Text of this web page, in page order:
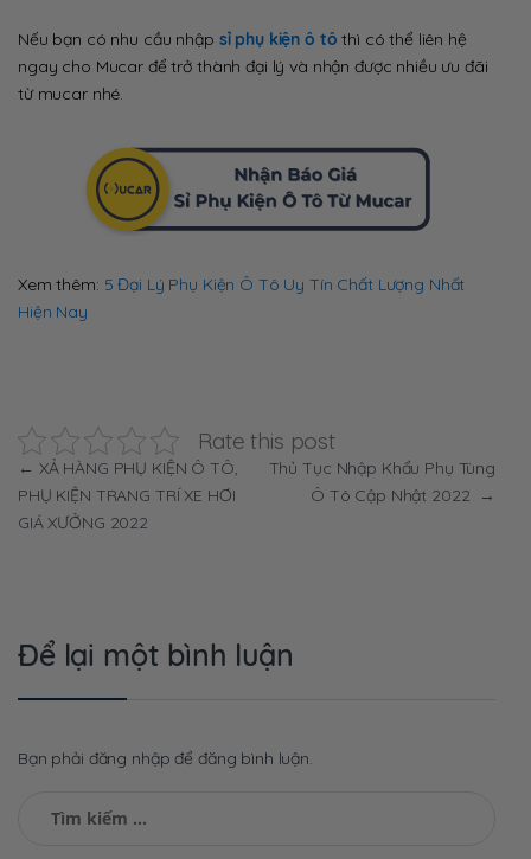
Nếu bạn có nhu cầu nhập sỉ phụ kiện ô tô thì có thể liên hệ
ngay cho Mucar để trở thành đại lý và nhận được nhiều ưu đãi
từ mucar nhé.
Xem thêm: 5 Đại Lý Phụ Kiện Ô Tô Uy Tín Chất Lượng Nhất
Hiện Nay
Rate this post
Điều
hướng
← XẢ HÀNG PHỤ KIỆN Ô TÔ,
PHỤ KIỆN TRANG TRÍ XE HƠI
GIÁ XƯỞNG 2022
Thủ Tục Nhập Khẩu Phụ Tùng
Ô Tô Cập Nhật 2022
→
Để lại một bình luận
Bạn phải đăng nhập để đăng bình luận.
kiếm